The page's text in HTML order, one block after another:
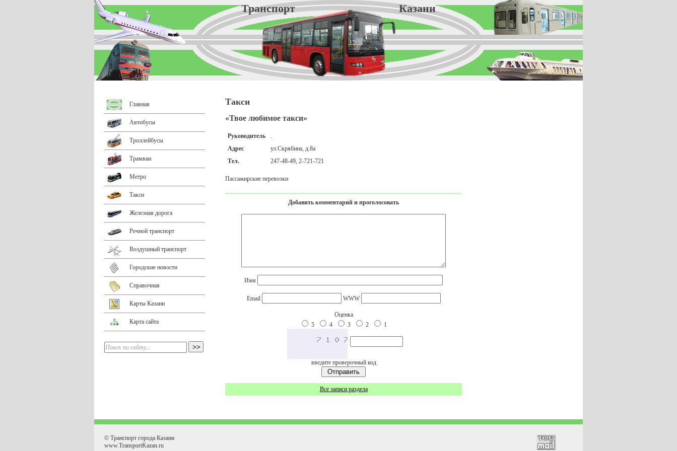
Транспорт Казани
Главная
Автобусы
Троллейбусы
Трамваи
Метро
Такси
Железная дорога
Речной транспорт
Воздушный транспорт
Городские новости
Справочная
Карты Казани
Карта сайта
Такси
«Твое любимое такси»
Руководитель
Адрес
ул.Скрябина, д.8а
Тел.
247-48-49, 2-721-721
Пассажирские перевозки
Добавить комментарий и проголосовать
Имя
Email WWW
Оценка
5
4 3 2 1
введите проверочный код
Все записи раздела
© Транспорт города Казани
www.TransportKazan.ru